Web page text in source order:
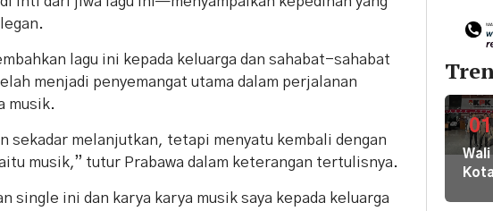
lagu ini kepada keluarga dan sahabat-sahabat
menjadi penyemangat utama dalam perjalanan
musik.
sekadar melanjutkan, tetapi menyatu kembali dengan
musik,” tutur Prabawa dalam keterangan tertulisnya.
single ini dan karya karya musik saya kepada keluarga
01
Wali
Kota